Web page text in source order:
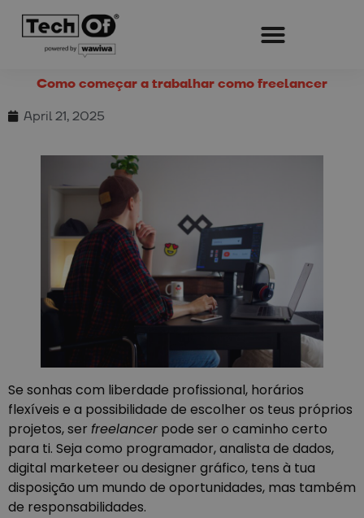
Como começar a trabalhar como freelancer
April 21, 2025
Se sonhas com liberdade profissional, horários
flexíveis e a possibilidade de escolher os teus próprios
projetos, ser freelancer pode ser o caminho certo
para ti. Seja como programador, analista de dados,
digital marketeer ou designer gráfico, tens à tua
disposição um mundo de oportunidades, mas também
de responsabilidades.